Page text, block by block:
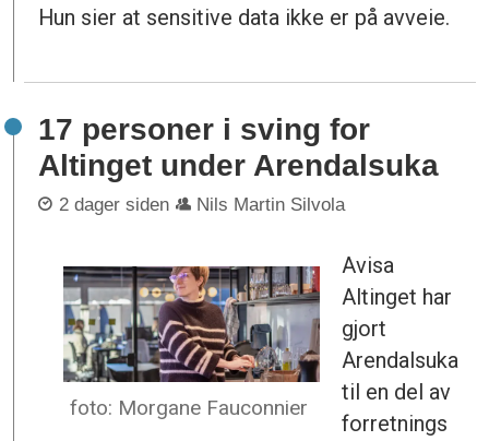
Hun sier at sensitive data ikke er på avveie.
17 personer i sving for
Altinget under Arendalsuka
2 dager siden Nils Martin Silvola
foto: Morgane Fauconnier
Avisa
Altinget har
gjort
Arendalsuka
til en del av
forretnings